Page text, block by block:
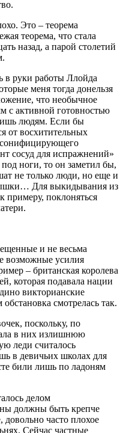
Это – теорема
теорема, что стала
назад, а парой столетий
в руки работы Ллойда
меня тогда донельзя
что необычное
с активной готовностью
людям. Если бы
от восхитительных
сосуд для испражнений»
под ноги, то он заметил бы,
не только люди, но еще и
Для выкидывания из
примеру, поклоняться
и не весьма
возможные усилия
– британская королева
которая подавала нации
викторианские
смотрелась так.
поскольку, по
в них излишнюю
леди считалось
в девичьих школах для
били лишь по ладоням
делом
должны быть крепче
довольно часто плохое
Сейчас частные